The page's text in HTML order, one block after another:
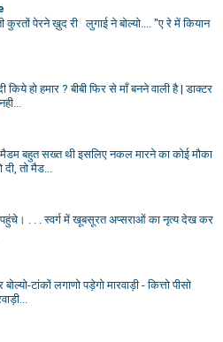
पेरने ख़ुद री लुगाई ने बोल्यो.... "ए रे में कियान
हो हमार ? बीबी फिर से माँ बनने वाली है | डाक्टर
मैडम बहुत सख्त थी इसलिए नकल मारने का कोई मौका
दी, तो मैड...
. . . स्वर्ग में खूबसूरत अप्सराओं का नृत्य देख कर
टांकों लगाणो पड़ेगो मारवाड़ी - कित्तो पीसो